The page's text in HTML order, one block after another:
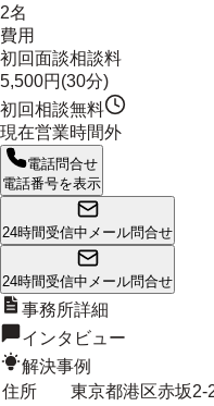
2名
費用
初回面談相談料
5,500円(30分)
初回相談無料
現在営業時間外
電話問合せ
電話番号を表示
24時間受信中 メール問合せ
24時間受信中 メール問合せ
事務所詳細
インタビュー
解決事例
住所
東京都港区赤坂2-